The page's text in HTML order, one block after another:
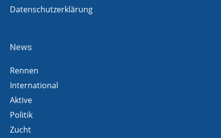
Datenschutzerklärung
News
Rennen
International
Aktive
Politik
Zucht